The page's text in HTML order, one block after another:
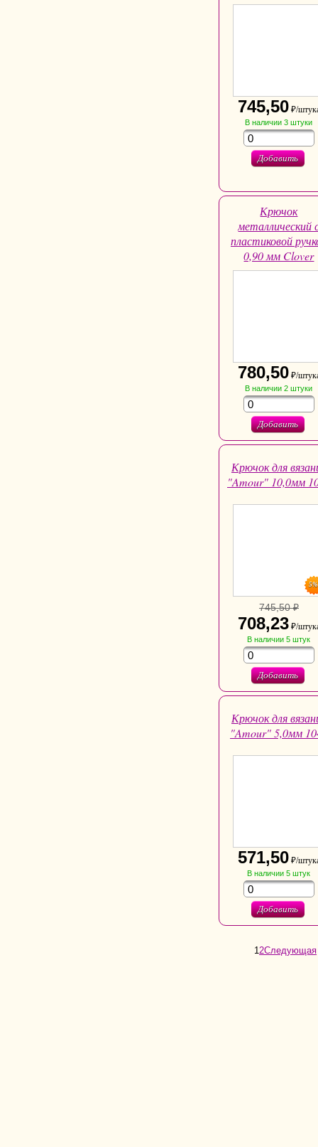
745,50 ₽/
В наличии3штуки
Добавить
Крючок
металлический
пластиковой
0,90 мм Clover
780,50 ₽/
В наличии2штуки
Добавить
Крючок для
"Amour" 10,0мм
5%
745,50 ₽
708,23 ₽/
В наличии5штук
Добавить
Крючок для
"Amour" 5,0мм
571,50 ₽/
В наличии5штук
Добавить
12Следующая